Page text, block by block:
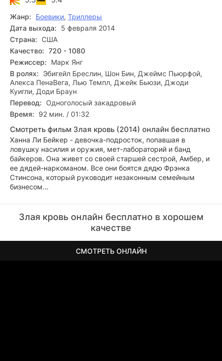
Жанр: Боевики, Триллеры
Дата выхода:
5 февраля 2014
Страна: США
Качество: 720 - 1080
Режиссер:
Марк Янг
В ролях:
Эбигейл Бреслин, Шон Бин, Джеймс Пьюрфой,
Алекса ПенаВега, Лью Темпл, Джейк Бьюзи, Джоди
Куигли, Доди Браун
Перевод: Одноголосый закадровый
Время:
92 мин. / 01:32
Смотреть фильм Злая кровь (2014) онлайн бесплатно
Ханна Ли Бейкер - девочка-подросток, попавшая в
ловушку насилия и оружия, мет-лабораторий и банд
байкеров. Она живет со своей старшей сестрой, Амбер, и
ее дядей-наркоманом. Все они боятся дядю Фрэнка
Стинсона, который руководит незаконным семейным
бизнесом...
Злая кровь онлайн бесплатно в хорошем
качестве
СМОТРЕТЬ ОНЛАЙН